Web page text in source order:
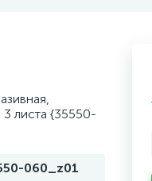
листа {35550-
060_z01